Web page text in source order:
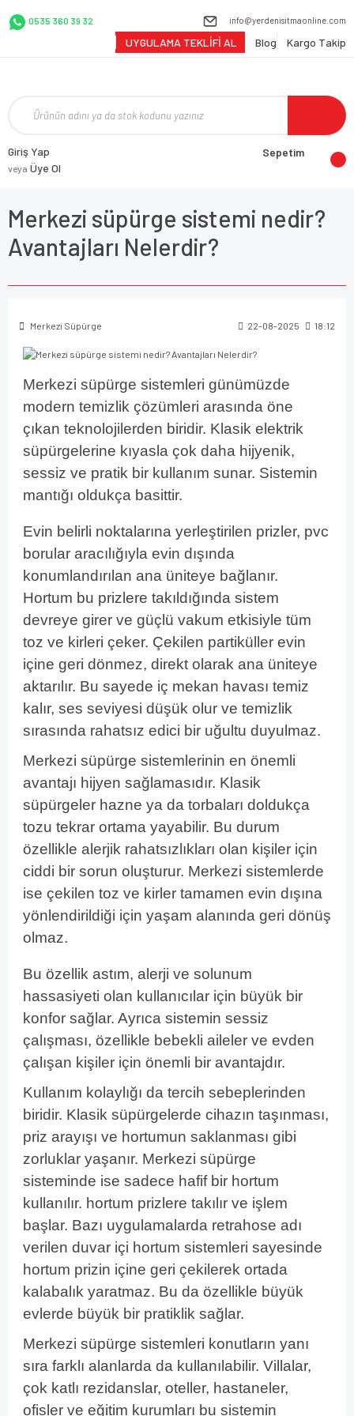
0535 360 39 32 info@yerdenisitmaonline.com
UYGULAMA TEKLİFİ AL Blog Kargo Takip
Giriş Yap
veya Üye Ol
Sepetim
Merkezi süpürge sistemi nedir?
Avantajları Nelerdir?
Merkezi Süpürge 22-08-2025 18:12
Merkezi süpürge sistemleri günümüzde
modern temizlik çözümleri arasında öne
çıkan teknolojilerden biridir. Klasik elektrik
süpürgelerine kıyasla çok daha hijyenik,
sessiz ve pratik bir kullanım sunar. Sistemin
mantığı oldukça basittir.
Evin belirli noktalarına yerleştirilen prizler, pvc
borular aracılığıyla evin dışında
konumlandırılan ana üniteye bağlanır.
Hortum bu prizlere takıldığında sistem
devreye girer ve güçlü vakum etkisiyle tüm
toz ve kirleri çeker. Çekilen partiküller evin
içine geri dönmez, direkt olarak ana üniteye
aktarılır. Bu sayede iç mekan havası temiz
kalır, ses seviyesi düşük olur ve temizlik
sırasında rahatsız edici bir uğultu duyulmaz.
Merkezi süpürge sistemlerinin en önemli
avantajı hijyen sağlamasıdır. Klasik
süpürgeler hazne ya da torbaları doldukça
tozu tekrar ortama yayabilir. Bu durum
özellikle alerjik rahatsızlıkları olan kişiler için
ciddi bir sorun oluşturur. Merkezi sistemlerde
ise çekilen toz ve kirler tamamen evin dışına
yönlendirildiği için yaşam alanında geri dönüş
olmaz.
Bu özellik astım, alerji ve solunum
hassasiyeti olan kullanıcılar için büyük bir
konfor sağlar. Ayrıca sistemin sessiz
çalışması, özellikle bebekli aileler ve evden
çalışan kişiler için önemli bir avantajdır.
Kullanım kolaylığı da tercih sebeplerinden
biridir. Klasik süpürgelerde cihazın taşınması,
priz arayışı ve hortumun saklanması gibi
zorluklar yaşanır. Merkezi süpürge
sisteminde ise sadece hafif bir hortum
kullanılır. hortum prizlere takılır ve işlem
başlar. Bazı uygulamalarda retrahose adı
verilen duvar içi hortum sistemleri sayesinde
hortum prizin içine geri çekilerek ortada
kalabalık yaratmaz. Bu da özellikle büyük
evlerde büyük bir pratiklik sağlar.
Merkezi süpürge sistemleri konutların yanı
sıra farklı alanlarda da kullanılabilir. Villalar,
çok katlı rezidanslar, oteller, hastaneler,
ofisler ve eğitim kurumları bu sistemin